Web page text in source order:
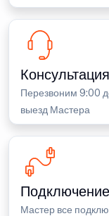
Консультация
Перезвоним 9:00
выезд Мастера
Подключение
Мастер все